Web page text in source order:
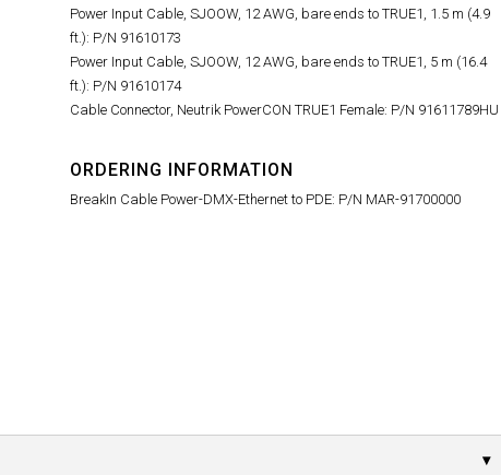
Power Input Cable, SJOOW, 12 AWG, bare ends to TRUE1, 1.5 m (4.9
ft.): P/N 91610173
Power Input Cable, SJOOW, 12 AWG, bare ends to TRUE1, 5 m (16.4
ft.): P/N 91610174
Cable Connector, Neutrik PowerCON TRUE1 Female: P/N 91611789HU
ORDERING INFORMATION
BreakIn Cable Power-DMX-Ethernet to PDE: P/N MAR-91700000